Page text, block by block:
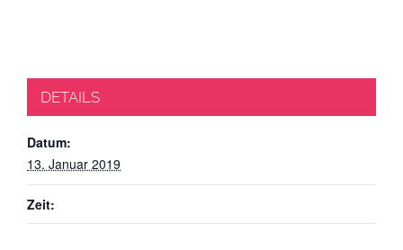
DETAILS
Datum:
13. Januar 2019
Zeit: